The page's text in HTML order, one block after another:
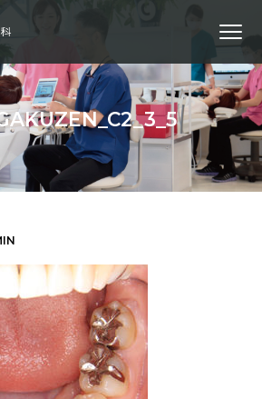
歯科